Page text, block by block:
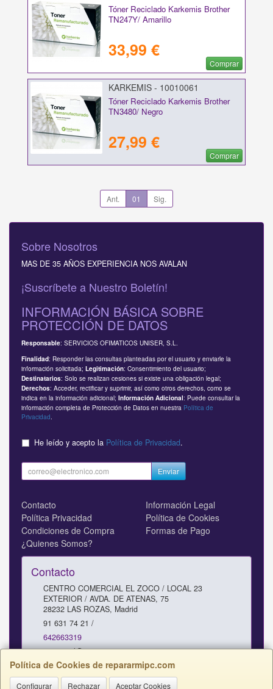
Tóner Reciclado Karkemis Brother
TN247Y/ Amarillo
33,99 €
Comprar
KARKEMIS - 10010061
Tóner Reciclado Karkemis Brother
TN3480/ Negro
27,99 €
Comprar
Ant. 01 Sig.
Política de Cookies de repararmipc.com
Configurar Rechazar Aceptar Cookies
Sobre Nosotros
MAS DE 35 AÑOS EXPERIENCIA NOS AVALAN
¡Suscríbete a Nuestro Boletín!
INFORMACIÓN BÁSICA SOBRE
PROTECCIÓN DE DATOS
Responsable: SERVICIOS OFIMATICOS UNISER, S.L.
Finalidad: Responder las consultas planteadas por el usuario y enviarle la
información solicitada; Legitimación: Consentimiento del usuario;
Destinatarios: Solo se realizan cesiones si existe una obligación legal;
Derechos: Acceder, rectificar y suprimir, así como otros derechos, como se
indica en la información adicional; Información Adicional: Puede consultar la
información completa de Protección de Datos en nuestra Política de
Privacidad
He leído y acepto la Política de Privacidad.
Enviar
Contacto
Información Legal
Política Privacidad
Política de Cookies
Condiciones de Compra
Formas de Pago
¿Quienes Somos?
Contacto
CENTRO COMERCIAL EL ZOCO / LOCAL 23
EXTERIOR / AVDA. DE ATENAS, 75
28232 LAS ROZAS, Madrid
91 631 74 21 /
642663319
comercial@repararmipc.com